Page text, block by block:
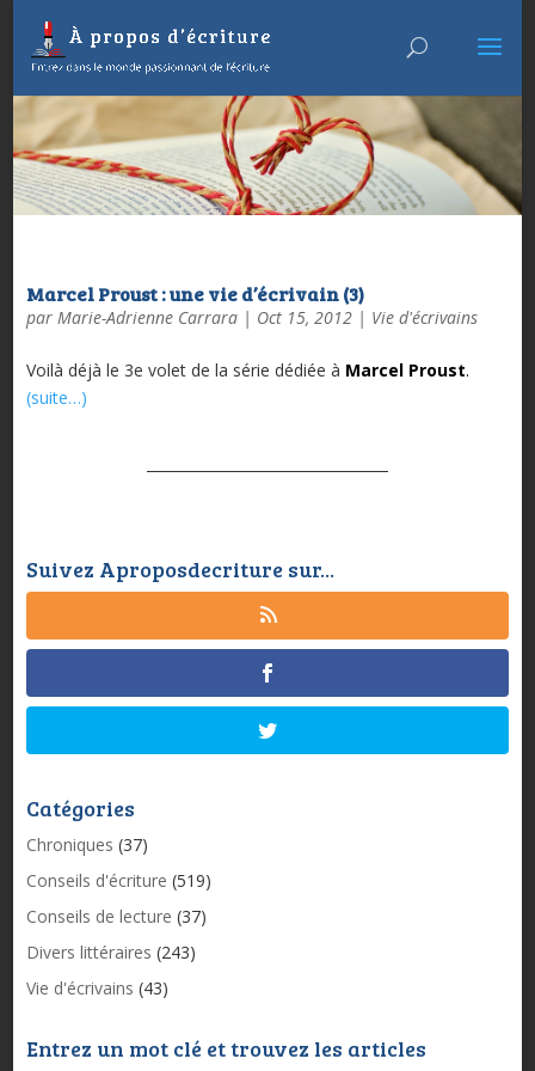
Marcel Proust : une vie d’écrivain (3)
par Marie-Adrienne Carrara| Oct 15, 2012| Vie d'écrivains
Voilà déjà le 3e volet de la série dédiée à Marcel Proust.
(suite…)
Suivez Aproposdecriture sur...
Catégories
Chroniques (37)
Conseils d'écriture (519)
Conseils de lecture (37)
Divers littéraires (243)
Vie d'écrivains (43)
Entrez un mot clé et trouvez les articles